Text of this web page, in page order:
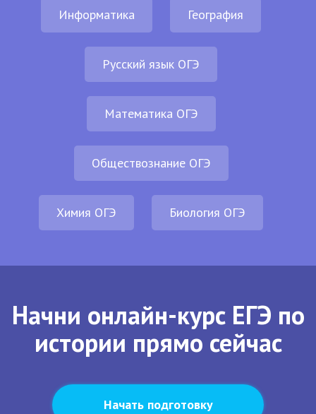
Информатика География
Русский язык ОГЭ
Математика ОГЭ
Обществознание ОГЭ
Химия ОГЭ Биология ОГЭ
Начни онлайн-курс ЕГЭ по
истории прямо сейчас
Начать подготовку